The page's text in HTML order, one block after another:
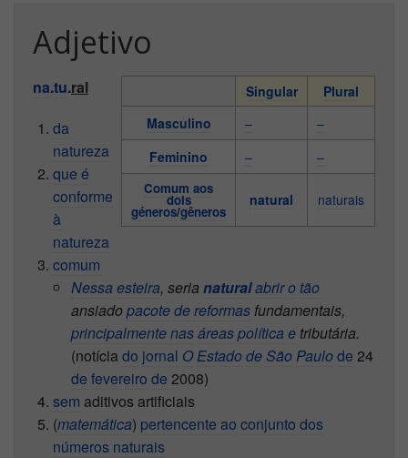
Adjetivo
Singular
Plural
Masculino
–
–
Feminino
– –
Comum aos
dois
géneros/gêneros
natural naturais
na.tu.ral
da
natureza
que é
conforme
à
natureza
comum
Nessa esteira, serianaturalabriro tão
ansiadopacotedereformas fundamentais,
principalmentenasáreaspolítica e tributária.
(notíciado jornal O EstadodeSão Paulode 24
de fevereiro de 2008)
sem aditivos artificiais
(matemática) pertencente ao conjunto dos
números naturais